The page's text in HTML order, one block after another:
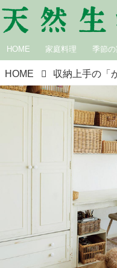
HOME 家庭料理 季節
HOME